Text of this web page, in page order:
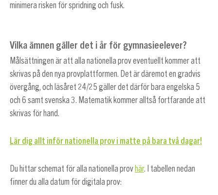
minimera risken för spridning och fusk.
Vilka ämnen gäller det i år för gymnasieelever?
Målsättningen är att alla nationella prov eventuellt kommer att
skrivas på den nya provplattformen. Det är däremot en gradvis
övergång, och läsåret 24/25 gäller det därför bara engelska 5
och 6 samt svenska 3. Matematik kommer alltså fortfarande att
skrivas för hand.
Lär dig allt inför nationella prov i matte på bara två dagar!
Du hittar schemat för alla nationella prov här. I tabellen nedan
finner du alla datum för digitala prov: